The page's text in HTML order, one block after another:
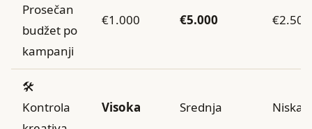
Prosečan
budžet po
kampanji
€1.000 €5.000 €2.500
🛠️
Kontrola
Visoka Srednja Niska